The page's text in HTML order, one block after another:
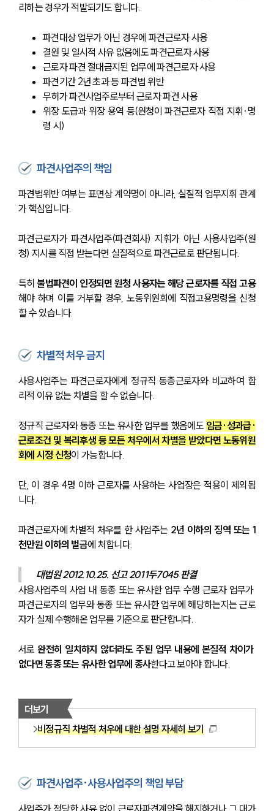
리하는 경우가 적발되기도 합니다.
파견대상 업무가 아닌 경우에 파견근로자 사용
결원 및 일시적 사유 없음에도 파견근로자 사용
근로자 파견 절대금지된 업무에 파견근로자 사용
파견기간 2년 초과 등 파견법 위반
무허가 파견사업주로부터 근로자 파견 사용
위장 도급과 위장 용역 등(원청이 파견근로자 직접 지휘·명
령 시)
파견사업주의 책임
파견법위반 여부는 표면상 계약명이 아니라, 실질적 업무지휘 관계
가 핵심입니다.
파견근로자가 파견사업주(파견회사) 지휘가 아닌 사용사업주(원
청) 지시를 직접 받는다면 실질적으로 파견근로로 판단됩니다.
특히 불법파견이 인정되면 원청 사용자는 해당 근로자를 직접 고용
해야 하며 이를 거부할 경우, 노동위원회에 직접고용명령을 신청
할 수 있습니다.
차별적 처우 금지
사용사업주는 파견근로자에게 정규직 동종근로자와 비교하여 합
리적 이유 없는 차별을 할 수 없습니다.
정규직 근로자와 동종 또는 유사한 업무를 했음에도 임금·성과급·
근로조건 및 복리후생 등 모든 처우에서 차별을 받았다면 노동위원
회에 시정 신청이 가능합니다.
단, 이 경우 4명 이하 근로자를 사용하는 사업장은 적용이 제외됩
니다.
파견근로자에 차별적 처우를 한 사업주는 2년 이하의 징역 또는 1
천만원 이하의 벌금에 처합니다.
대법원 2012.10.25. 선고 2011두7045 판결
사용사업주의 사업 내 동종 또는 유사한 업무 수행 근로자 업무가
파견근로자의 업무와 동종 또는 유사한 업무에 해당하는지는 근로
자가 실제 수행해온 업무를 기준으로 판단합니다.
서로 완전히 일치하지 않더라도 주된 업무 내용에 본질적 차이가
없다면 동종 또는 유사한 업무에 종사한다고 보아야 합니다.
더보기
비정규직 차별적 처우에 대한 설명 자세히 보기
파견사업주·사용사업주의 책임 부담